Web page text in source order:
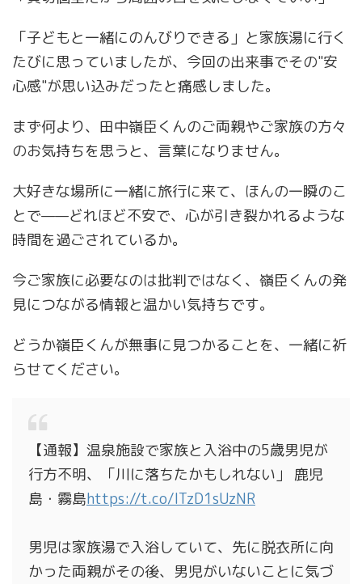
「子どもと一緒にのんびりできる」と家族湯に行く
たびに思っていましたが、今回の出来事でその"安
心感"が思い込みだったと痛感しました。
まず何より、田中嶺臣くんのご両親やご家族の方々
のお気持ちを思うと、言葉になりません。
大好きな場所に一緒に旅行に来て、ほんの一瞬のこ
とで——どれほど不安で、心が引き裂かれるような
時間を過ごされているか。
今ご家族に必要なのは批判ではなく、嶺臣くんの発
見につながる情報と温かい気持ちです。
どうか嶺臣くんが無事に見つかることを、一緒に祈
らせてください。
【通報】温泉施設で家族と入浴中の5歳男児が
行方不明、「川に落ちたかもしれない」 鹿児
島・霧島https://t.co/ITzD1sUzNR
男児は家族湯で入浴していて、先に脱衣所に向
かった両親がその後、男児がいないことに気づ